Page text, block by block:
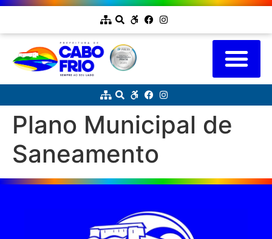
Plano Municipal de
Saneamento